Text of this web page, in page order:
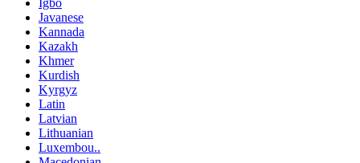
Javanese
Kannada
Kazakh
Khmer
Kurdish
Kyrgyz
Latin
Latvian
Lithuanian
Luxembou..